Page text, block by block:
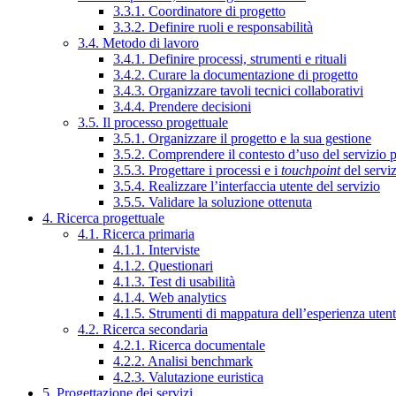
3.3.1. Coordinatore di progetto
3.3.2. Definire ruoli e responsabilità
3.4. Metodo di lavoro
3.4.1. Definire processi, strumenti e rituali
3.4.2. Curare la documentazione di progetto
3.4.3. Organizzare tavoli tecnici collaborativi
3.4.4. Prendere decisioni
3.5. Il processo progettuale
3.5.1. Organizzare il progetto e la sua gestione
3.5.2. Comprendere il contesto d’uso del servizio
3.5.3. Progettare i processi e i touchpointdel
3.5.4. Realizzare l’interfaccia utente del servizio
3.5.5. Validare la soluzione ottenuta
4. Ricerca progettuale
4.1. Ricerca primaria
4.1.1. Interviste
4.1.2. Questionari
4.1.3. Test di usabilità
4.1.4. Web analytics
4.1.5. Strumenti di mappatura dell’esperienza
4.2. Ricerca secondaria
4.2.1. Ricerca documentale
4.2.2. Analisi benchmark
4.2.3. Valutazione euristica
5. Progettazione dei servizi